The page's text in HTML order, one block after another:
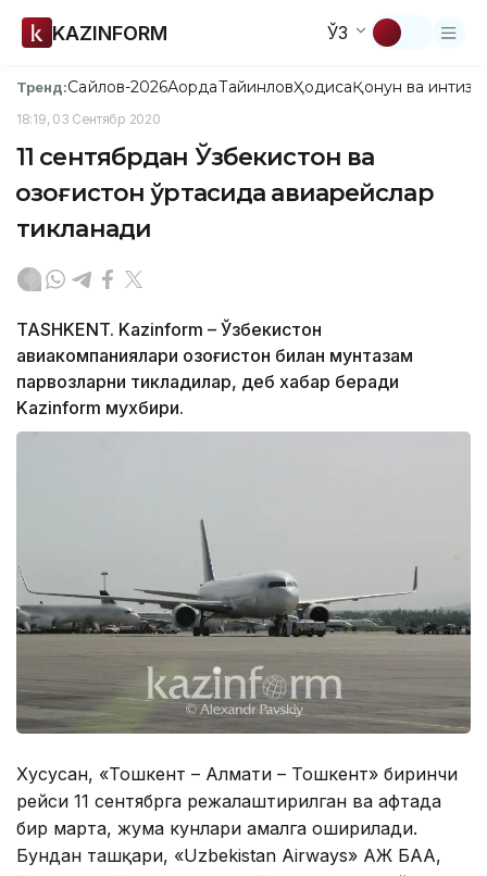
KAZINFORM ЎЗ
Тренд:Сайлов-2026АқордаТайинловҲодисаҚонун ва
18:19, 03 Сентябр 2020
11 сентябрдан Ўзбекистон ва
Қозоғистон ўртасида авиарейслар
тикланади
TASHKENT. Kazinform – Ўзбекистон
авиакомпаниялари Қозоғистон билан мунтазам
парвозларни тикладилар, деб хабар беради
Kazinform мухбири.
Хусусан, «Тошкент – Алмати – Тошкент» биринчи
рейси 11 сентябрга режалаштирилган ва ҳафтада
бир марта, жума кунлари амалга оширилади.
Бундан ташқари, «Uzbekistan Airways» АЖ БАА,